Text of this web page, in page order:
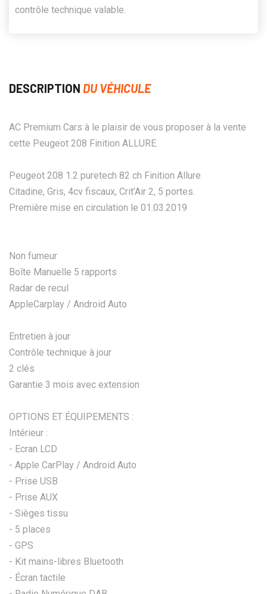
contrôle technique valable.
DESCRIPTION DU VÉHICULE
AC Premium Cars à le plaisir de vous proposer à la vente
cette Peugeot 208 Finition ALLURE.
Peugeot 208 1.2 puretech 82 ch Finition Allure
Citadine, Gris, 4cv fiscaux, Crit’Air 2, 5 portes.
Première mise en circulation le 01.03.2019
Non fumeur
Boîte Manuelle 5 rapports
Radar de recul
AppleCarplay / Android Auto
Entretien à jour
Contrôle technique à jour
2 clés
Garantie 3 mois avec extension
OPTIONS ET ÉQUIPEMENTS :
Intérieur :
- Ecran LCD
- Apple CarPlay / Android Auto
- Prise USB
- Prise AUX
- Sièges tissu
- 5 places
- GPS
- Kit mains-libres Bluetooth
- Écran tactile